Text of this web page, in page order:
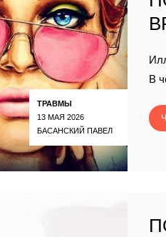
ТРАВМЫ
13 МАЯ 2026
БАСАНСКИЙ ПАВЕЛ
В